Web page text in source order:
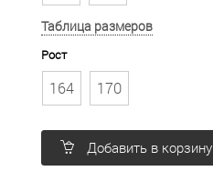
Таблица размеров
Рост
164 170
Добавить в корзину